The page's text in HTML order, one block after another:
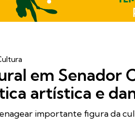
em Senador
artística e
importante figura da